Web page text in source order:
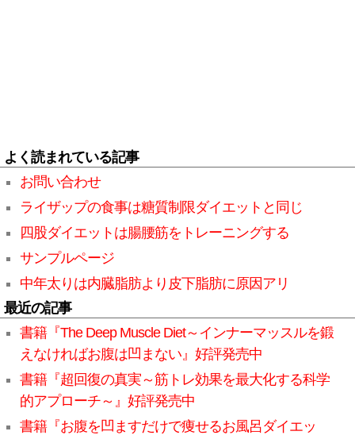
よく読まれている記事
お問い合わせ
ライザップの食事は糖質制限ダイエットと同じ
四股ダイエットは腸腰筋をトレーニングする
サンプルページ
中年太りは内臓脂肪より皮下脂肪に原因アリ
最近の記事
書籍『The Deep Muscle Diet～インナーマッスルを鍛
えなければお腹は凹まない』好評発売中
書籍『超回復の真実～筋トレ効果を最大化する科学
的アプローチ～』好評発売中
書籍『お腹を凹ますだけで痩せるお風呂ダイエッ